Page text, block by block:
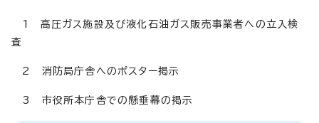
1 高圧ガス施設及び液化石油ガス販売事業者への立入検
査
2 消防局庁舎へのポスター掲示
3 市役所本庁舎での懸垂幕の掲示